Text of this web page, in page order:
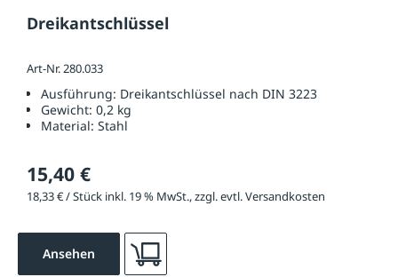
Dreikantschlüssel
Art-Nr. 280.033
Ausführung: Dreikantschlüssel nach DIN 3223
Gewicht: 0,2 kg
Material: Stahl
15,40 €
18,33 € / Stück inkl. 19 % MwSt., zzgl. evtl. Versandkosten
Ansehen